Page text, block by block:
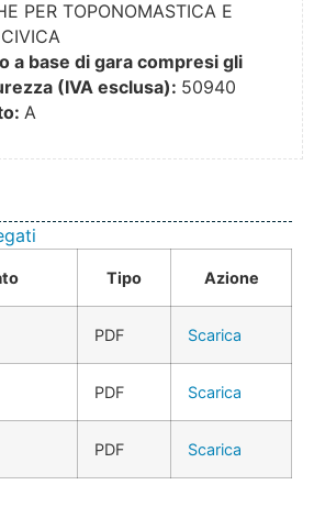
PER TOPONOMASTICA E
a base di gara compresi gli
(IVA esclusa): 50940
A
Tipo Azione
PDF Scarica
PDF Scarica
PDF Scarica